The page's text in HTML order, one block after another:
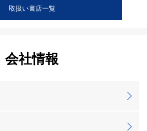
取扱い書店一覧
会社情報